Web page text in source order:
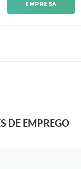
EMPRESA
DE EMPREGO